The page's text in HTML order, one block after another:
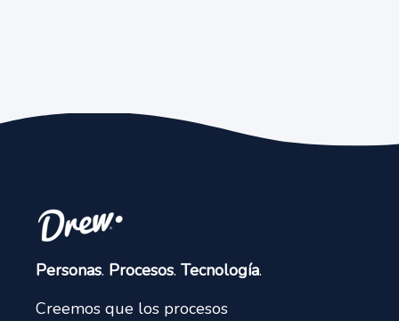
Personas. Procesos. Tecnología.
Creemos que los procesos